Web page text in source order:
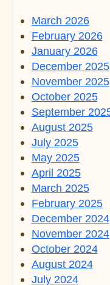
March 2026
February 2026
January 2026
December 2025
November 2025
October 2025
September
August 2025
July 2025
May 2025
April 2025
March 2025
February 2025
December 2024
November 2024
October 2024
August 2024
July 2024